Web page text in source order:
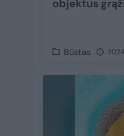
objektus
Būstas